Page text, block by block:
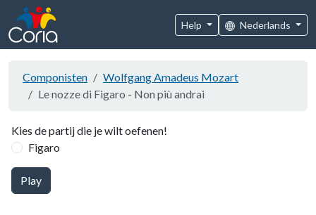
Help Nederlands
Componisten
Wolfgang Amadeus Mozart
Le nozze di Figaro - Non più andrai
Kies de partij die je wilt oefenen!
Figaro
Play